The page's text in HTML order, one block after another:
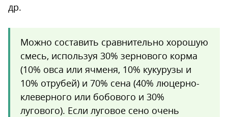
др.
Можно составить сравнительно хорошую
смесь, используя 30% зернового корма
(10% овса или ячменя, 10% кукурузы и
10% отрубей) и 70% сена (40% люцерно-
клеверного или бобового и 30%
лугового). Если луговое сено очень